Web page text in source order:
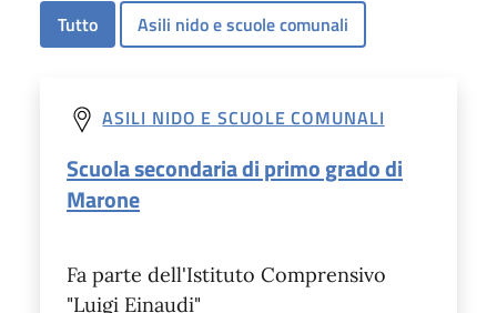
Tutto Asili nido e scuole comunali
ASILI NIDO E SCUOLE COMUNALI
Scuola secondaria di primo grado di
Marone
Fa parte dell'Istituto Comprensivo
"Luigi Einaudi"